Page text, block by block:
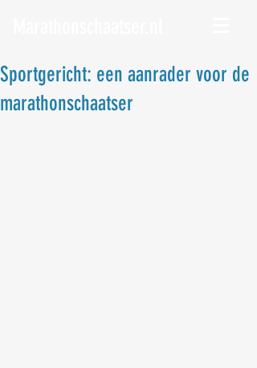
Sportgericht: een aanrader voor de
marathonschaatser